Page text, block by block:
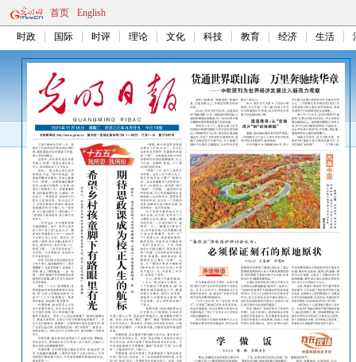
首页 English
时政 国际 时评 理论 文化 科技 教育 经济 生活